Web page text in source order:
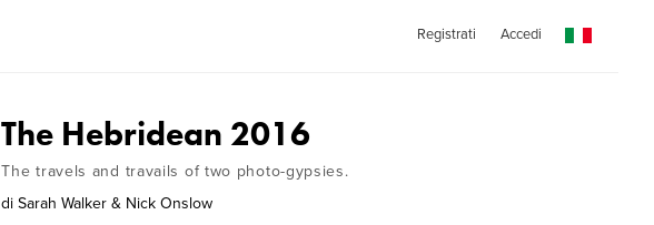
Registrati Accedi
The Hebridean 2016
The travels and travails of two photo-gypsies.
di Sarah Walker & Nick Onslow